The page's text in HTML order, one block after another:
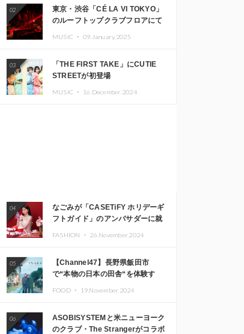
02
東京・渋谷「CÉ LA VI TOKYO」
のルーフトップクラブフロアにて
Kza（FORCE OF NATURE）ら日
本を代表するDJ・クリエイターが
出演
MUSIC ・ 09.January.2025
03
「THE FIRST TAKE」にCUTIE
STREETが初登場
MUSIC ・ 16.December.2024
04
なごみが「CASETiFY ホリデーギ
フトガイド」のアンバサダーに就
FASHION ・ 26.November.2024
05
【Channel47】長野県飯田市
で“本物の日本の田舎“を体験す
FOOD ・ 19.November.2024
06
ASOBISYSTEMと米ニューヨーク
のクラブ・The Strangerがコラボ